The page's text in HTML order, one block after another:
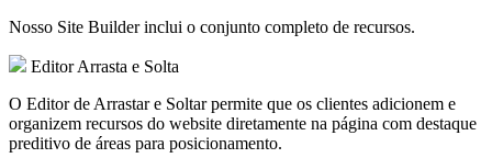
Nosso Site Builder inclui o conjunto completo de recursos.
Editor Arrasta e Solta
O Editor de Arrastar e Soltar permite que os clientes adicionem e
organizem recursos do website diretamente na página com destaque
preditivo de áreas para posicionamento.